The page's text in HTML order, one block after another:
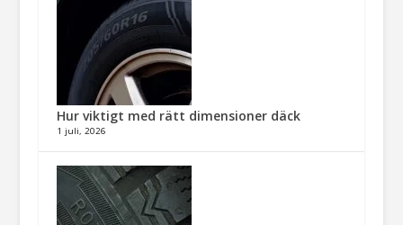
Hur viktigt med rätt dimensioner däck​
1 juli, 2026